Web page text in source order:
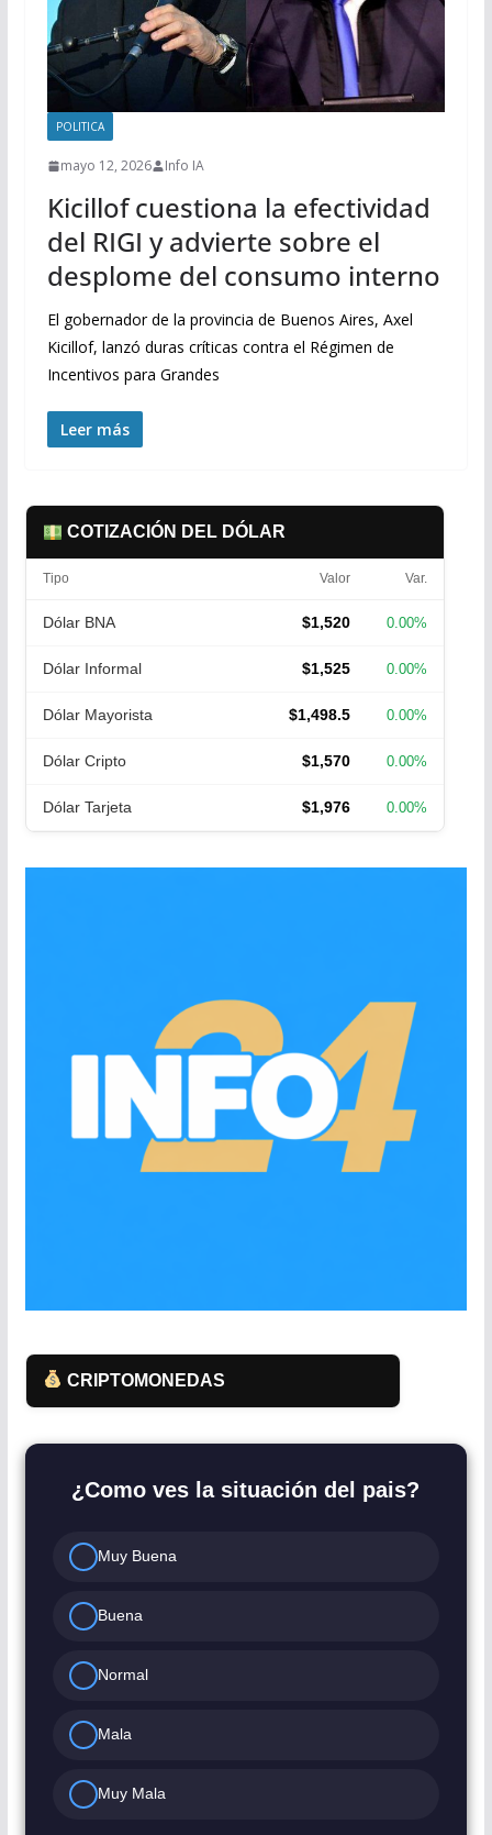
POLITICA
mayo 12, 2026 Info IA
Kicillof cuestiona la efectividad
del RIGI y advierte sobre el
desplome del consumo interno
El gobernador de la provincia de Buenos Aires, Axel
Kicillof, lanzó duras críticas contra el Régimen de
Incentivos para Grandes
Leer más
COTIZACIÓN DEL DÓLAR
Tipo Valor Var.
Dólar BNA $1,520 0.00%
Dólar Informal $1,525 0.00%
Dólar Mayorista $1,498.5 0.00%
Dólar Cripto $1,570 0.00%
Dólar Tarjeta $1,976 0.00%
CRIPTOMONEDAS
¿Como ves la situación del pais?
Muy Buena
Buena
Normal
Mala
Muy Mala